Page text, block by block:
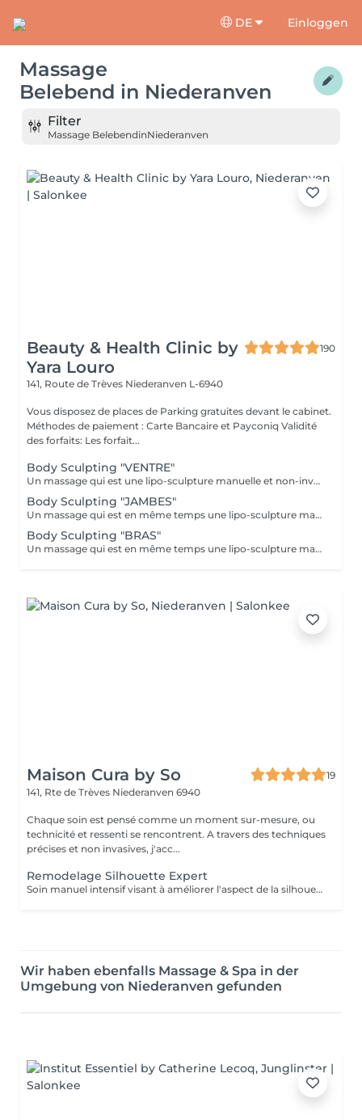
DE Einloggen
Massage
Belebend in Niederanven
Filter
Massage BelebendinNiederanven
Beauty & Health Clinic by
Yara Louro
190
141, Route de Trèves Niederanven L-6940
Vous disposez de places de Parking gratuites devant le cabinet.
Méthodes de paiement : Carte Bancaire et Payconiq Validité
des forfaits: Les forfait...
Body Sculpting "VENTRE"
Un massage qui est une lipo-sculpture manuelle et non-invasive. Les résultats sont impressionnants et immédiats. IMPORTANT: Ne pas boire ni manger à partir de 2 heures avant la séance de Body Sculpting VENTRE.
Body Sculpting "JAMBES"
Un massage qui est en même temps une lipo-sculpture manuelle et non-invasive. Les résultats sont impressionnants et immédiats. IMPORTANT: Afin de débloquer le système lymphatique il est impératif de faire en premier un Body Sculpting VENTRE. Après une première séance de Body Sculpting VENTRE vous pourrez enchainer plusieurs séances de Body Sculpting JAMBES, BRAS ou VISAGE.
Body Sculpting "BRAS"
Un massage qui est en même temps une lipo-sculpture manuelle et non-invasive. Les résultats sont impressionnants et immédiats. IMPORTANT: Afin de débloquer le système lymphatique il est impératif de faire en premier un Body Sculpting VENTRE. Après une première séance de Body Sculpting VENTRE vous pourrez enchainer plusieurs séances de Body Sculpting JAMBES, BRAS ou VISAGE.
Maison Cura by So
19
141, Rte de Trèves Niederanven 6940
Chaque soin est pensé comme un moment sur-mesure, ou
technicité et ressenti se rencontrent. A travers des techniques
précises et non invasives, j'acc...
Remodelage Silhouette Expert
Soin manuel intensif visant à améliorer l'aspect de la silhouette, favoriser la tonicité des tissus et accompagner les objectifs d'harmonisation corporelle.
Wir haben ebenfalls Massage & Spa in der
Umgebung von Niederanven gefunden